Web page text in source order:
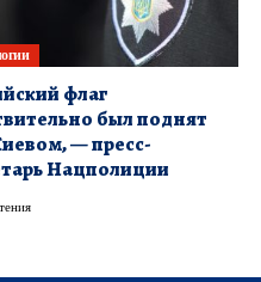
флаг
был поднят
— пресс-
Нацполиции